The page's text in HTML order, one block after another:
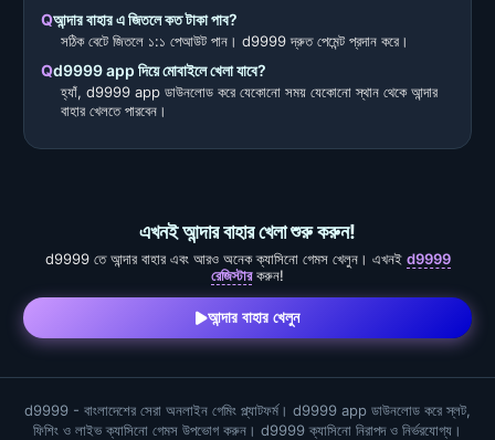
আন্দার বাহার এ জিতলে কত টাকা পাব?
সঠিক বেটে জিতলে ১:১ পেআউট পান। d9999 দ্রুত পেমেন্ট প্রদান করে।
d9999 app দিয়ে মোবাইলে খেলা যাবে?
হ্যাঁ, d9999 app ডাউনলোড করে যেকোনো সময় যেকোনো স্থান থেকে আন্দার
বাহার খেলতে পারবেন।
এখনই আন্দার বাহার খেলা শুরু করুন!
d9999 তে আন্দার বাহার এবং আরও অনেক ক্যাসিনো গেমস খেলুন। এখনই d9999
রেজিস্টারকরুন!
আন্দার বাহার খেলুন
d9999 - বাংলাদেশের সেরা অনলাইন গেমিং প্ল্যাটফর্ম। d9999 app ডাউনলোড করে স্লট,
ফিশিং ও লাইভ ক্যাসিনো গেমস উপভোগ করুন। d9999 ক্যাসিনো নিরাপদ ও নির্ভরযোগ্য।